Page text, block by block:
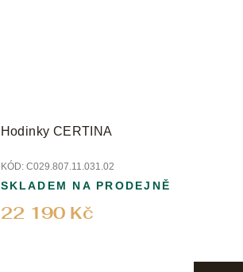
Hodinky CERTINA
KÓD: C029.807.11.031.02
22 190 Kč
SKLADEM NA PRODEJNĚ